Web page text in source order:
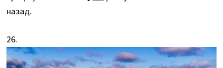
назад.
26.